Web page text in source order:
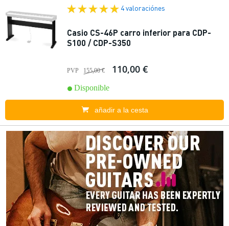
4 valoraciónes
Casio CS-46P carro inferior para CDP-
S100 / CDP-S350
PVP 155,00 € 110,00 €
Disponible
añadir a la cesta